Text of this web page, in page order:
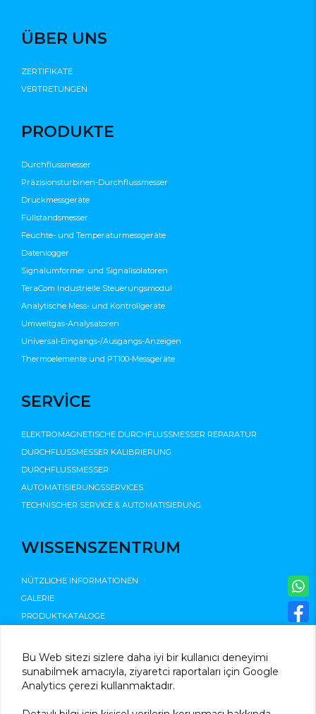
Bu Web sitezi sizlere daha iyi bir kullanıcı deneyimi
sunabilmek amacıyla, ziyaretci raportaları için Google
Analytics çerezi kullanmaktadır.
ÜBER UNS
ZERTIFIKATE
VERTRETUNGEN
PRODUKTE
Durchflussmesser
Präzisionsturbinen-Durchflussmesser
Druckmessgeräte
Füllstandsmesser
Feuchte- und Temperaturmessgeräte
Datenlogger
Signalumformer und Signalisolatoren
TeraCom Industrielle Steuerungsmodul
Analytische Mess- und Kontrollgeräte
Umweltgas-Analysatoren
Universal-Eingangs-/Ausgangs-Anzeigen
Thermoelemente und PT100-Messgeräte
SERVİCE
ELEKTROMAGNETISCHE DURCHFLUSSMESSER REPARATUR
DURCHFLUSSMESSER KALIBRIERUNG
DURCHFLUSSMESSER
AUTOMATISIERUNGSSERVICES
TECHNISCHER SERVICE & AUTOMATISIERUNG
WISSENSZENTRUM
NÜTZLICHE INFORMATIONEN
GALERIE
PRODUKTKATALOGE
©2025